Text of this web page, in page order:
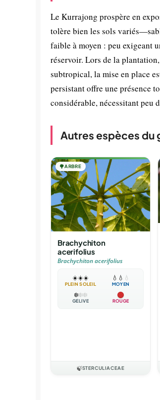
Le Kurrajong prospère en
tolère bien les sols
faible à moyen : peu exigeant
réservoir. Lors de la
subtropical, la mise en place
persistant offre une présence
considérable, nécessitant peu
Autres espèces
🌳ARBRE
Brachychiton
acerifolius
Brachychiton acerifolius
☀️☀️☀️
PLEIN SOLEIL
💧 💧 💧
MOYEN
❄️❄️❄️
GÉLIVE ROUGE
🍃STERCULIACEAE